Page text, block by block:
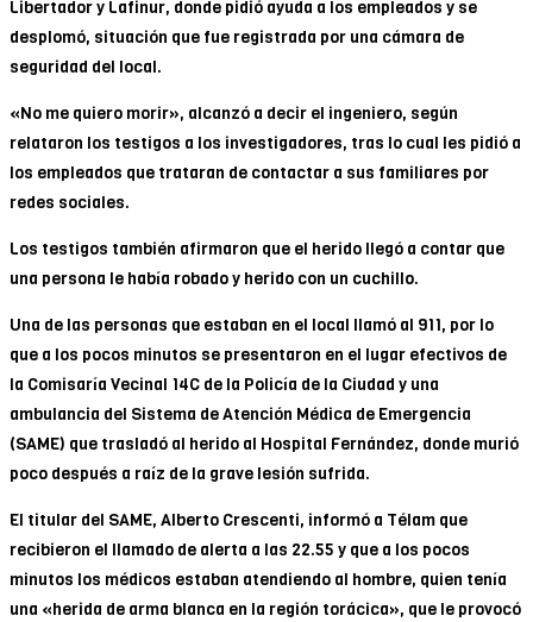
Libertador y Lafinur, donde pidió ayuda a los empleados y se
desplomó, situación que fue registrada por una cámara de
seguridad del local.
«No me quiero morir», alcanzó a decir el ingeniero, según
relataron los testigos a los investigadores, tras lo cual les pidió a
los empleados que trataran de contactar a sus familiares por
redes sociales.
Los testigos también afirmaron que el herido llegó a contar que
una persona le había robado y herido con un cuchillo.
Una de las personas que estaban en el local llamó al 911, por lo
que a los pocos minutos se presentaron en el lugar efectivos de
la Comisaría Vecinal 14C de la Policía de la Ciudad y una
ambulancia del Sistema de Atención Médica de Emergencia
(SAME) que trasladó al herido al Hospital Fernández, donde murió
poco después a raíz de la grave lesión sufrida.
El titular del SAME, Alberto Crescenti, informó a Télam que
recibieron el llamado de alerta a las 22.55 y que a los pocos
minutos los médicos estaban atendiendo al hombre, quien tenía
una «herida de arma blanca en la región torácica», que le provocó